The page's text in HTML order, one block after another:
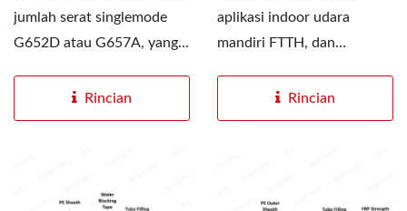
jumlah serat singlemode
G652D atau G657A, yang
Rincian
aplikasi indoor udara
mandiri FTTH, dan
dua serat...
Rincian